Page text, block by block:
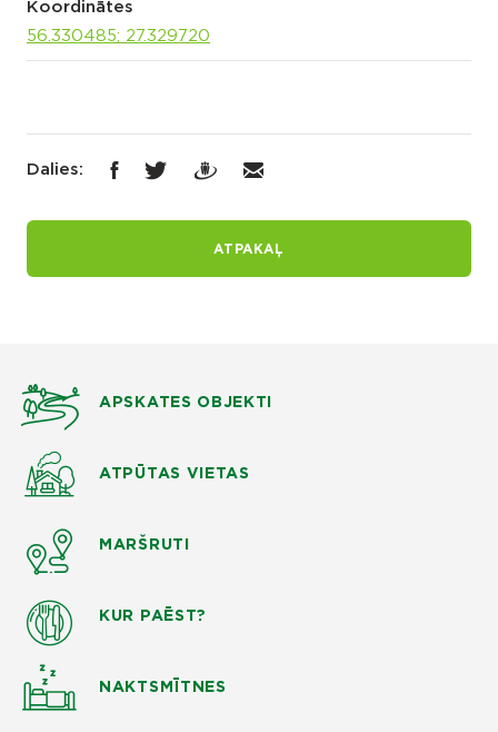
Koordinātes
56.330485; 27.329720
Dalies:
ATPAKAĻ
APSKATES OBJEKTI
ATPŪTAS VIETAS
MARŠRUTI
KUR PAĒST?
NAKTSMĪTNES